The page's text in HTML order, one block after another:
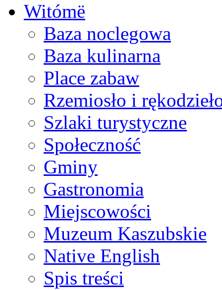
Witómë
Baza noclegowa
Baza kulinarna
Place zabaw
Rzemiosło i
Szlaki turystyczne
Społeczność
Gminy
Gastronomia
Miejscowości
Muzeum Kaszubskie
Native English
Spis treści